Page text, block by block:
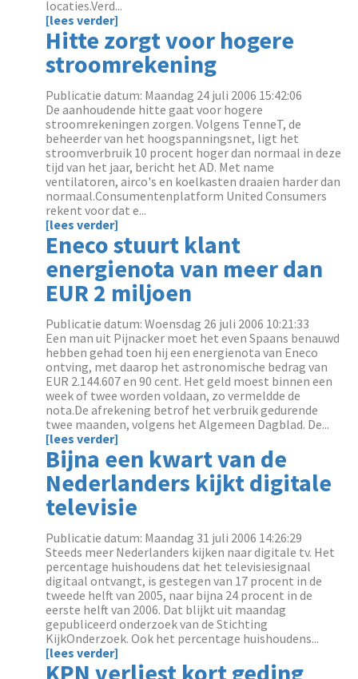
locaties.Verd...
[lees verder]
Hitte zorgt voor hogere
stroomrekening
Publicatie datum: Maandag 24 juli 2006 15:42:06
De aanhoudende hitte gaat voor hogere
stroomrekeningen zorgen. Volgens TenneT, de
beheerder van het hoogspanningsnet, ligt het
stroomverbruik 10 procent hoger dan normaal in deze
tijd van het jaar, bericht het AD. Met name
ventilatoren, airco's en koelkasten draaien harder dan
normaal.Consumentenplatform United Consumers
rekent voor dat e...
[lees verder]
Eneco stuurt klant
energienota van meer dan
EUR 2 miljoen
Publicatie datum: Woensdag 26 juli 2006 10:21:33
Een man uit Pijnacker moet het even Spaans benauwd
hebben gehad toen hij een energienota van Eneco
ontving, met daarop het astronomische bedrag van
EUR 2.144.607 en 90 cent. Het geld moest binnen een
week of twee worden voldaan, zo vermeldde de
nota.De afrekening betrof het verbruik gedurende
twee maanden, volgens het Algemeen Dagblad. De...
[lees verder]
Bijna een kwart van de
Nederlanders kijkt digitale
televisie
Publicatie datum: Maandag 31 juli 2006 14:26:29
Steeds meer Nederlanders kijken naar digitale tv. Het
percentage huishoudens dat het televisiesignaal
digitaal ontvangt, is gestegen van 17 procent in de
tweede helft van 2005, naar bijna 24 procent in de
eerste helft van 2006. Dat blijkt uit maandag
gepubliceerd onderzoek van de Stichting
KijkOnderzoek. Ook het percentage huishoudens...
[lees verder]
KPN verliest kort geding